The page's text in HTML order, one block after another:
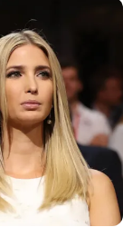
amacıyla
Muhammed
yakalandı.
ve evin
saldırılarla da
hücreye